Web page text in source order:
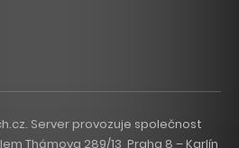
Server provozuje společnost
Thámova 289/13, Praha 8 – Karlín,